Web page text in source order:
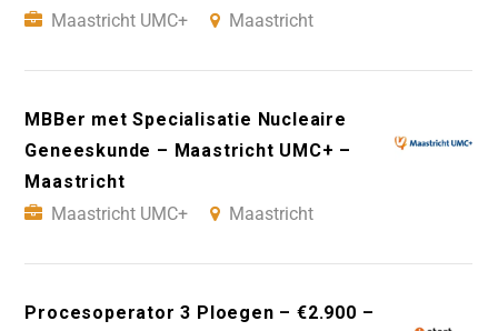
Maastricht UMC+
Maastricht
MBBer met Specialisatie Nucleaire
Geneeskunde – Maastricht UMC+ –
Maastricht
Maastricht UMC+
Maastricht
Procesoperator 3 Ploegen – €2.900 –